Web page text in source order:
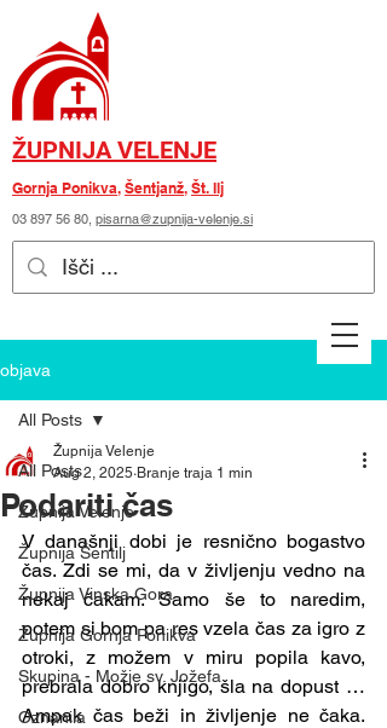
ŽUPNIJA VELENJE
Gornja Ponikva, Šentjanž, Št. Ilj
03 897 56 80, pisarna@zupnija-velenje.si
objava
All Posts
Župnija Velenje
Župnija Šentilj
Župnija Vinska Gora
Župnija Gornja Ponikva
Skupina - Možje sv. Jožefa
Oznanila
All Posts
Podariti čas
Župnija Velenje
Aug 2, 2025 Branje traja 1 min
V današnji dobi je resnično bogastvo
čas. Zdi se mi, da v življenju vedno na
nekaj čakam. Samo še to naredim,
potem si bom pa res vzela čas za igro z
otroki, z možem v miru popila kavo,
prebrala dobro knjigo, šla na dopust …
Ampak čas beži in življenje ne čaka.